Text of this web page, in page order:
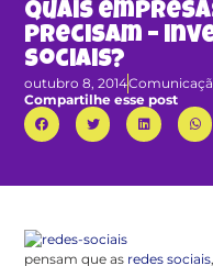
Quais
precisam –
sociais?
outubro 8, 2014
Compartilhe esse post
pensam que as redes sociais